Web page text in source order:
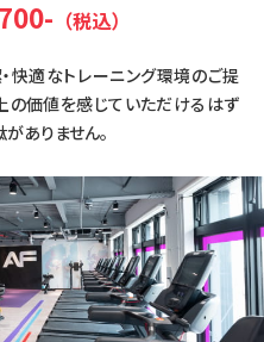
（税込）
快適なトレーニング環境のご提
の価値を感じていただけるはず
ありません。